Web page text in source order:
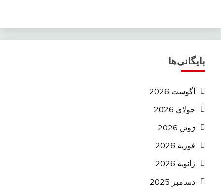
بایگانی‌ها
آگوست 2026
جولای 2026
ژوئن 2026
فوریه 2026
ژانویه 2026
دسامبر 2025